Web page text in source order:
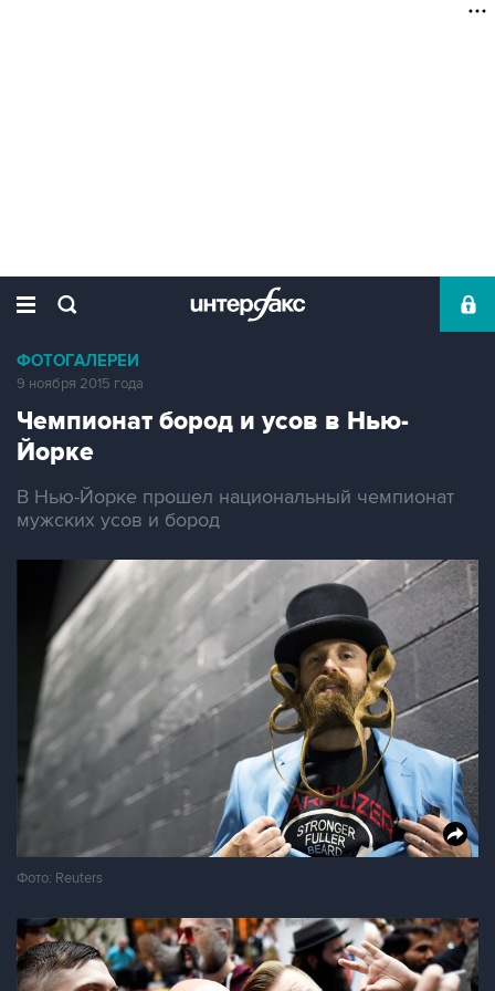
ФОТОГАЛЕРЕИ
9 ноября 2015 года
Чемпионат бород и усов в Нью-
Йорке
В Нью-Йорке прошел национальный чемпионат
мужских усов и бород
Фото: Reuters